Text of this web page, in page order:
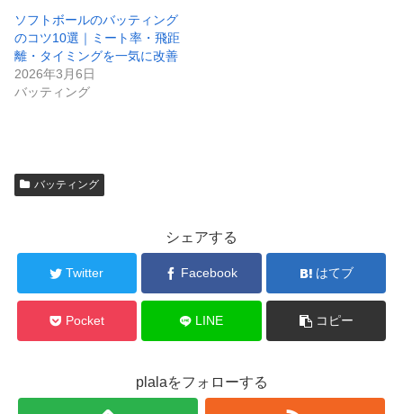
ソフトボールのバッティング
のコツ10選｜ミート率・飛距
離・タイミングを一気に改善
2026年3月6日
バッティング
バッティング
シェアする
Twitter Facebook はてブ
Pocket LINE コピー
plalaをフォローする